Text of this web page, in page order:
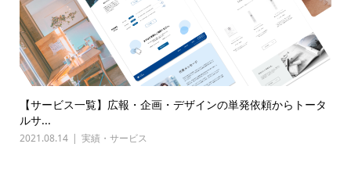
【サービス一覧】広報・企画・デザインの単発依頼からトータ
ルサ...
2021.08.14 実績・サービス